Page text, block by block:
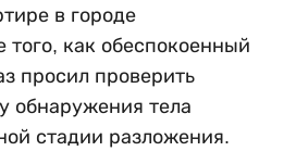
в городе
того, как обеспокоенный
просил проверить
обнаружения тела
стадии разложения.